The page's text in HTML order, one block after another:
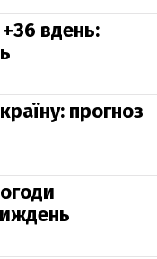
вдень:
прогноз